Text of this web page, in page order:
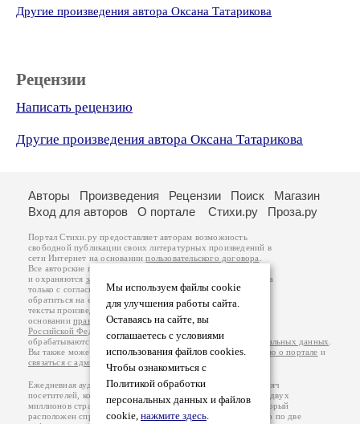
Другие произведения автора Оксана Татарикова
Рецензии
Написать рецензию
Другие произведения автора Оксана Татарикова
Мы используем файлы cookie
для улучшения работы сайта.
Оставаясь на сайте, вы
соглашаетесь с условиями
использования файлов cookies.
Чтобы ознакомиться с
Политикой обработки
персональных данных и файлов
cookie, нажмите здесь.
Авторы Произведения Рецензии Поиск
Магазин
Вход для авторов
О портале Стихи.ру Проза.ру
Портал Стихи.ру предоставляет авторам возможность
свободной публикации своих литературных произведений в
сети Интернет на основаниипользовательского договора
Все авторские права на произведения принадлежат авторам
и охраняются законом
. Перепечатка произведений возможна
только с согласия его автора, к которому вы можете
обратиться на его авторской странице. Ответственность за
тексты произведений авторы несут самостоятельно на
основанииправил публикацииизаконодательства
Российской Федерации
обрабатываются на основанииПолитики обработки персональных данных
Вы также можете посмотреть более подробнуюинформацию о портале и
связаться с администрацией
Ежедневная аудитория портала Стихи.ру – порядка 200 тысяч
посетителей, которые в общей сумме просматривают более двух
миллионов страниц по данным счетчика посещаемости, который
расположен справа от этого текста. В каждой графе указано по две